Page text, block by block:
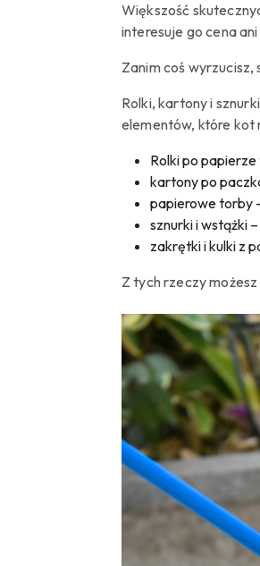
Większość
interesuje go cena
Zanim coś
Rolki, kartony i
elementów, które kot
Rolki po
kartony po
papierowe torby
sznurki i wstążki
zakrętki i kulki z
Z tych rzeczy